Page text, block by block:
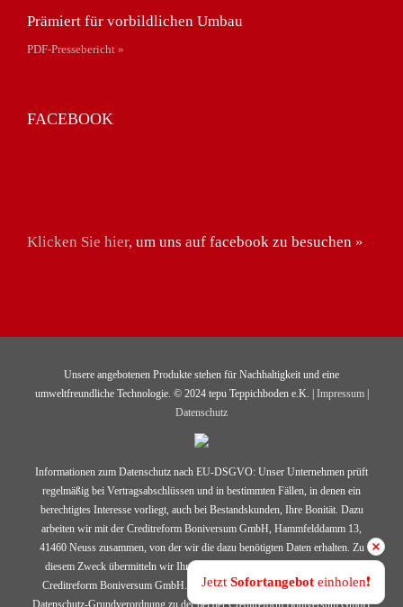
Prämiert für vorbildlichen Umbau
PDF-Pressebericht »
FACEBOOK
Klicken Sie hier, um uns auf facebook zu besuchen »
Unsere angebotenen Produkte stehen für Nachhaltigkeit und eine
umweltfreundliche Technologie. © 2024 tepu Teppichboden e.K. | Impressum|
Datenschutz
Informationen zum Datenschutz nach EU-DSGVO: Unser Unternehmen prüft
regelmäßig bei Vertragsabschlüssen und in bestimmten Fällen, in denen ein
berechtigtes Interesse vorliegt, auch bei Bestandskunden, Ihre Bonität. Dazu
arbeiten wir mit der Creditreform Boniversum GmbH, Hammfelddamm 13,
41460 Neuss zusammen, von der wir die dazu benötigten Daten erhalten. Zu
diesem Zweck übermitteln wir Ihren Namen und Ihre Kontaktdaten an die
Creditreform Boniversum GmbH. Die Informationen gem. Art. 14 der EU-
Jetzt Sofortangebot einholen❗️